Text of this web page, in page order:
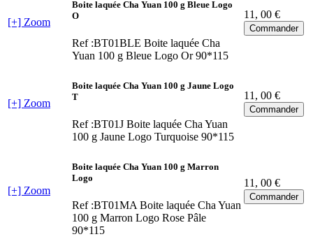
[+] Zoom
Boite laquée Cha Yuan 100 g Bleue Logo
O
Ref :BT01BLE Boite laquée Cha
Yuan 100 g Bleue Logo Or 90*115
11, 00 €
[+] Zoom
Boite laquée Cha Yuan 100 g Jaune Logo
T
Ref :BT01J Boite laquée Cha Yuan
100 g Jaune Logo Turquoise 90*115
11, 00 €
[+] Zoom
Boite laquée Cha Yuan 100 g Marron
Logo
Ref :BT01MA Boite laquée Cha Yuan
100 g Marron Logo Rose Pâle
90*115
11, 00 €